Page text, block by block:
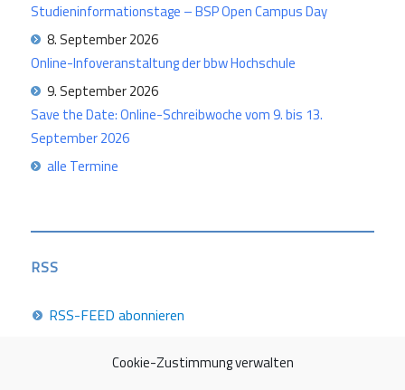
Cookie-Zustimmung verwalten
Studieninformationstage – BSP Open Campus Day
8. September 2026
Online-Infoveranstaltung der bbw Hochschule
9. September 2026
Save the Date: Online-Schreibwoche vom 9. bis 13.
September 2026
alle Termine
RSS
RSS-FEED abonnieren